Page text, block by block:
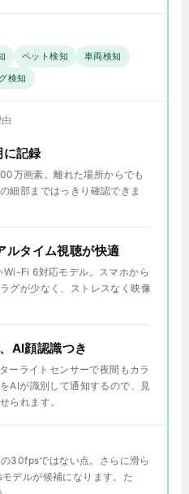
ペット検知
車両検知
検知
に記録
万画素。離れた場所からでも
細部まではっきり確認できま
タイム視聴が快適
Fi 6対応モデル。スマホから
グが少なく、ストレスなく映像
AI顔認識つき
ーライトセンサーで夜間もカラ
AIが識別して通知するので、見
られます。
30fpsではない点。さらに滑ら
デルが候補になります。た